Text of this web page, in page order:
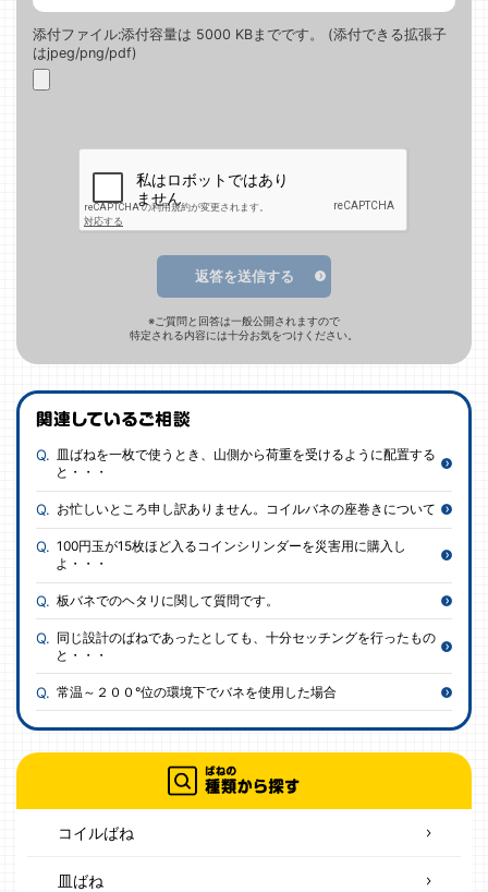
添付ファイル:添付容量は 5000 KBまでです。 (添付できる拡張子
はjpeg/png/pdf)
返答を送信する
※ご質問と回答は一般公開されますので
特定される内容には十分お気をつけください。
皿ばねを一枚で使うとき、山側から荷重を受けるように配置する
と・・・
お忙しいところ申し訳ありません。コイルバネの座巻きについて
100円玉が15枚ほど入るコインシリンダーを災害用に購入し
よ・・・
板バネでのヘタリに関して質問です。
同じ設計のばねであったとしても、十分セッチングを行ったもの
と・・・
常温～２００°位の環境下でバネを使用した場合
コイルばね
皿ばね